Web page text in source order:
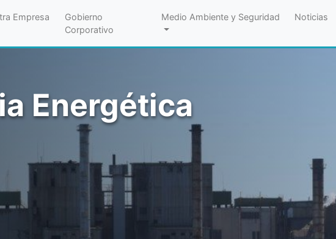
Empresa
Gobierno
Corporativo
Medio Ambiente y Seguridad Noticias
Energética